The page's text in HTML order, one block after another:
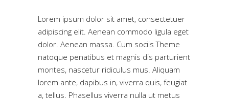
Lorem ipsum dolor sit amet, consectetuer
adipiscing elit. Aenean commodo ligula eget
dolor. Aenean massa. Cum sociis Theme
natoque penatibus et magnis dis parturient
montes, nascetur ridiculus mus. Aliquam
lorem ante, dapibus in, viverra quis, feugiat
a, tellus. Phasellus viverra nulla ut metus